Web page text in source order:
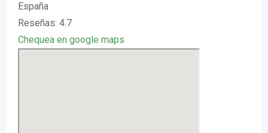
España
Reseñas: 4.7
Chequea en google maps